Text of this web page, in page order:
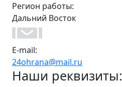
Регион работы:
Дальний Восток
E-mail:
24ohrana@mail.ru
Наши реквизиты: